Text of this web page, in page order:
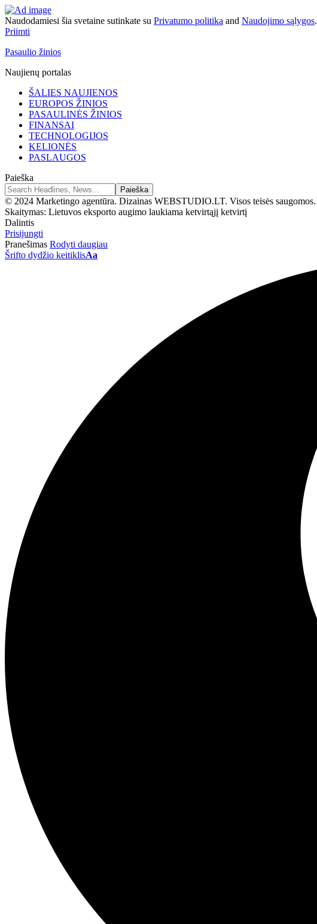
Naudodamiesi šia svetaine sutinkate su Privatumo politika and Naudojimo sąlygos.
Priimti
Pasaulio žinios
Naujienų portalas
ŠALIES NAUJIENOS
EUROPOS ŽINIOS
PASAULINĖS ŽINIOS
FINANSAI
TECHNOLOGIJOS
KELIONĖS
PASLAUGOS
Paieška
© 2024 Marketingo agentūra. Dizainas WEBSTUDIO.LT. Visos teisės saugomos.
Skaitymas: Lietuvos eksporto augimo laukiama ketvirtąjį ketvirtį
Dalintis
Prisijungti
Pranešimas Rodyti daugiau
Šrifto dydžio keitiklisAa